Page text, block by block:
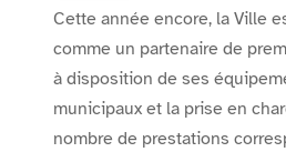
Cette année encore, la Ville
comme un partenaire de
à disposition de ses
municipaux et la prise en
nombre de prestations